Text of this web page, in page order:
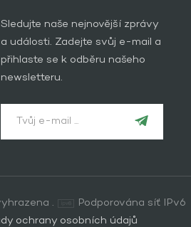
Sledujte naše nejnovější zprávy
a události. Zadejte svůj e-mail a
přihlaste se k odběru našeho
newsletteru.
.
Podporována síť IPv6
ochrany osobních údajů